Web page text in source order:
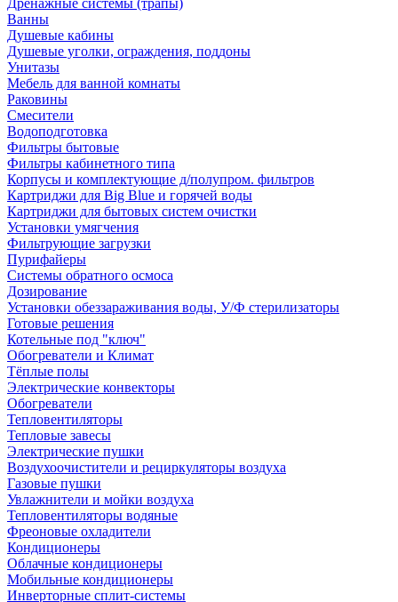
Дренажные системы (трапы)
Ванны
Душевые кабины
Душевые уголки, ограждения, поддоны
Унитазы
Мебель для ванной комнаты
Раковины
Смесители
Водоподготовка
Фильтры бытовые
Фильтры кабинетного типа
Корпусы и комплектующие д/полупром. фильтров
Картриджи для Big Blue и горячей воды
Картриджи для бытовых систем очистки
Установки умягчения
Фильтрующие загрузки
Пурифайеры
Системы обратного осмоса
Дозирование
Установки обеззараживания воды, У/Ф стерилизаторы
Готовые решения
Котельные под "ключ"
Обогреватели и Климат
Тёплые полы
Электрические конвекторы
Обогреватели
Тепловентиляторы
Тепловые завесы
Электрические пушки
Воздухоочистители и рециркуляторы воздуха
Газовые пушки
Увлажнители и мойки воздуха
Тепловентиляторы водяные
Фреоновые охладители
Кондиционеры
Облачные кондиционеры
Мобильные кондиционеры
Инверторные сплит-системы